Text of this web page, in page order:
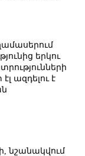
երկու
ազդելու է
նշանակվում